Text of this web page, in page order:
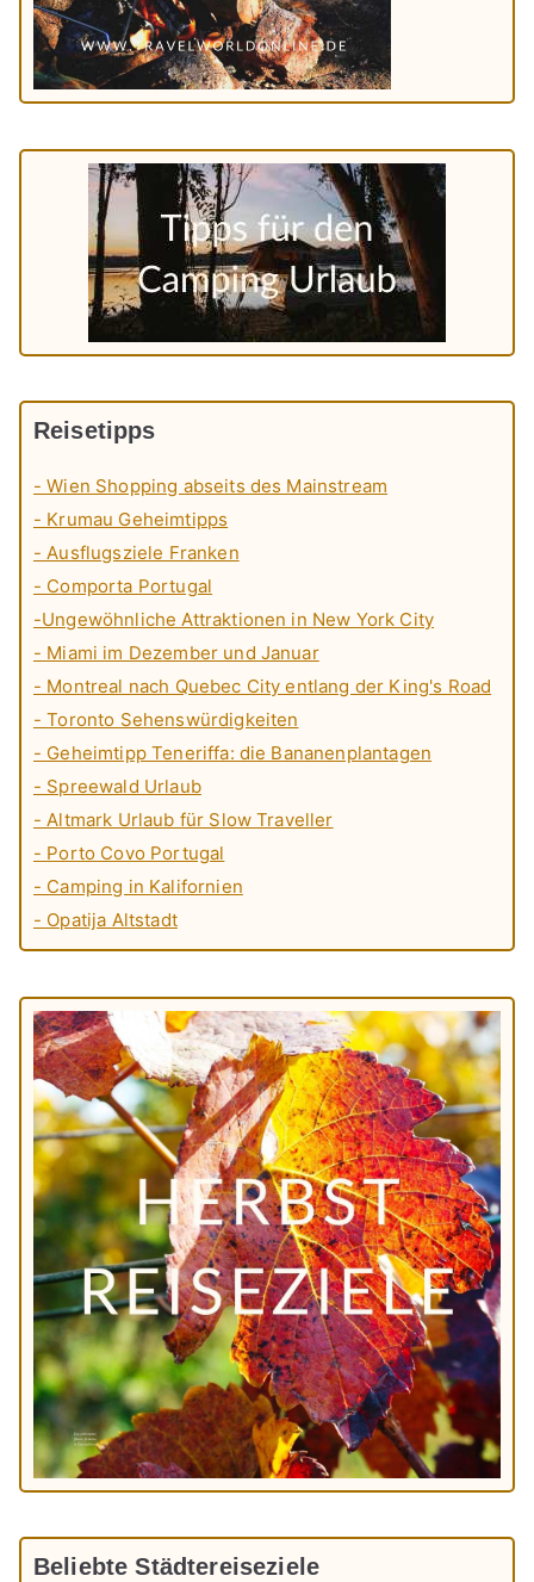
Reisetipps
- Wien Shopping abseits des Mainstream
- Krumau Geheimtipps
- Ausflugsziele Franken
- Comporta Portugal
-Ungewöhnliche Attraktionen in New York City
- Miami im Dezember und Januar
- Montreal nach Quebec City entlang der King's Road
- Toronto Sehenswürdigkeiten
- Geheimtipp Teneriffa: die Bananenplantagen
- Spreewald Urlaub
- Altmark Urlaub für Slow Traveller
- Porto Covo Portugal
- Camping in Kalifornien
- Opatija Altstadt
Beliebte Städtereiseziele